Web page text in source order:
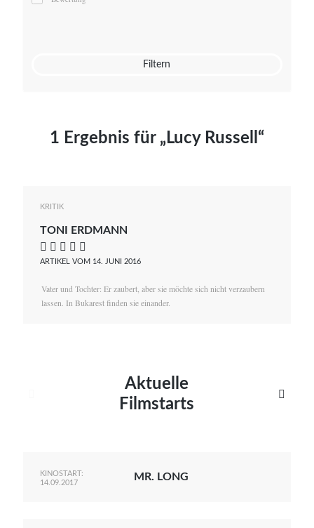
Mato von Vogelstein
Filtern
1 Ergebnis für „Lucy Russell“
KRITIK
TONI ERDMANN
    
ARTIKEL VOM 14. JUNI 2016
Vater und Tochter: Er zaubert, aber sie möchte sich nicht verzaubern
lassen. In Bukarest finden sie einander.
Aktuelle
Filmstarts

KINOSTART:
14.09.2017
MR. LONG